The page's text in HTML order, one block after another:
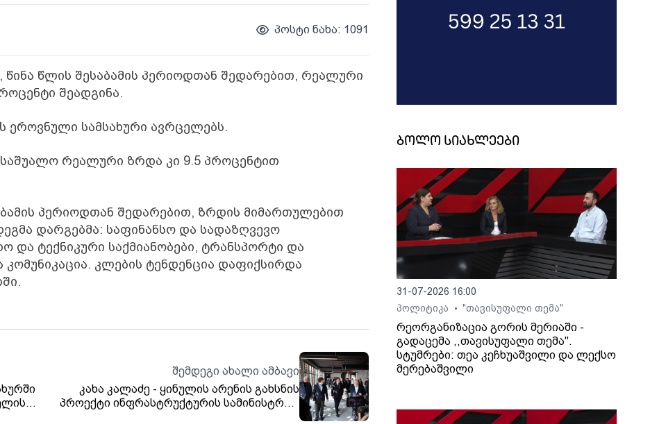
პოსტი ნახა: 1091
წლის შესაბამის პერიოდთან შედარებით, რეალური
შეადგინა.
ეროვნული სამსახური ავრცელებს.
რეალური ზრდა კი 9.5 პროცენტით
პერიოდთან შედარებით, ზრდის მიმართულებით
დარგებმა: საფინანსო და სადაზღვევო
და ტექნიკური საქმიანობები, ტრანსპორტი და
კლების ტენდენცია დაფიქსირდა
შემდეგი ახალი ამბავი
კახა კალაძე - ყინულის არენის გახსნის
პროექტი ინფრასტრუქტურის სამინისტრომ
განახორციელა, ხარისხი არის ისეთი,
ბოლო სიახლეები
31-07-2026 16:00
პოლიტიკა
• "თავისუფალი თემა"
რეორგანიზაცია გორის მერიაში -
გადაცემა ,,თავისუფალი თემა".
სტუმრები: თეა კეჩხუაშვილი და ლექსო
მერებაშვილი